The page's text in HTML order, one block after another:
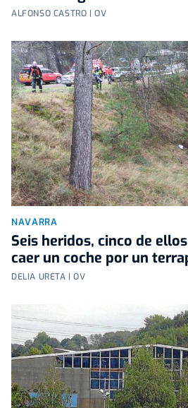
ALFONSO CASTRO | OV
NAVARRA
Seis heridos, cinco de
caer un coche por un
DELIA URETA | OV